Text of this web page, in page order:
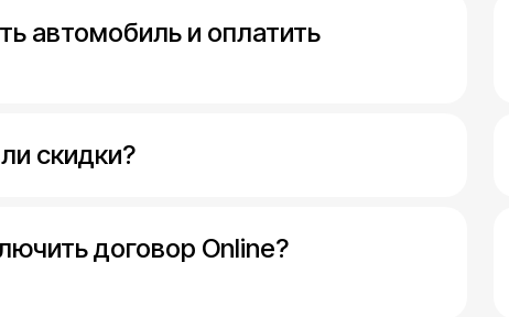
автомобиль и оплатить
скидки?
договор Online?